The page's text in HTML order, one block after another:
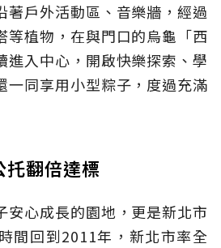
著戶外活動區、音樂牆，經過
等植物，在與門口的烏龜「西
進入中心，開啟快樂探索、學
一同享用小型粽子，度過充滿
翻倍達標
安心成長的園地，更是新北市
間回到2011年，新北市率全